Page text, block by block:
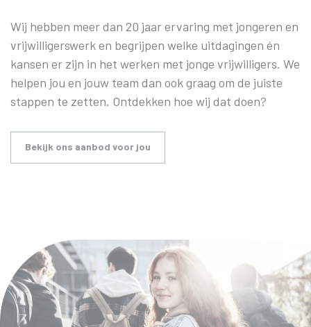
Wij hebben meer dan 20 jaar ervaring met jongeren en
vrijwilligerswerk en begrijpen welke uitdagingen én
kansen er zijn in het werken met jonge vrijwilligers. We
helpen jou en jouw team dan ook graag om de juiste
stappen te zetten. Ontdekken hoe wij dat doen?
Bekijk ons aanbod voor jou